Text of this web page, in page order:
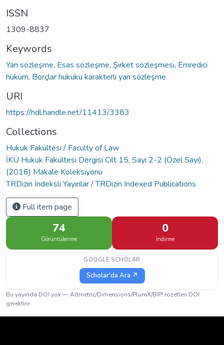
ISSN
1309-8837
Keywords
Yan sözleşme, Esas sözleşme, Şirket sözleşmesi, Emredici
hüküm, Borçlar hukuku karakterli yan sözleşme
URI
https://hdl.handle.net/11413/3383
Collections
Hukuk Fakültesi / Faculty of Law
İKÜ Hukuk Fakültesi Dergisi Cilt 15, Sayı 2-2 (Özel Sayı),
(2016) Makale Koleksiyonu
TRDizin İndeksli Yayınlar / TRDizin Indexed Publications
Full item page
74
Görüntülenme
0
İndirme
GOOGLE SCHOLAR
Scholar'da Ara ↗
Bu yayında DOI yok — Altmetric/Dimensions/PlumX/BIP! rozetleri DOI
gerektirir.